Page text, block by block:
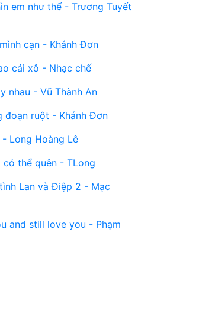
em như thế - Trương Tuyết
cạn - Khánh Đơn
cái xô - Nhạc chế
nhau - Vũ Thành An
đoạn ruột - Khánh Đơn
Long Hoàng Lê
có thể quên - TLong
Lan và Điệp 2 - Mạc
and still love you - Phạm